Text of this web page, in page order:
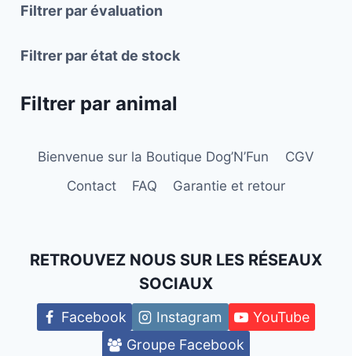
page
Filtrer par évaluation
Filtrer par état de stock
Filtrer par animal
Bienvenue sur la Boutique Dog’N’Fun
CGV
Contact
FAQ Garantie et retour
RETROUVEZ NOUS SUR LES RÉSEAUX
SOCIAUX
Facebook Instagram
YouTube
Groupe Facebook